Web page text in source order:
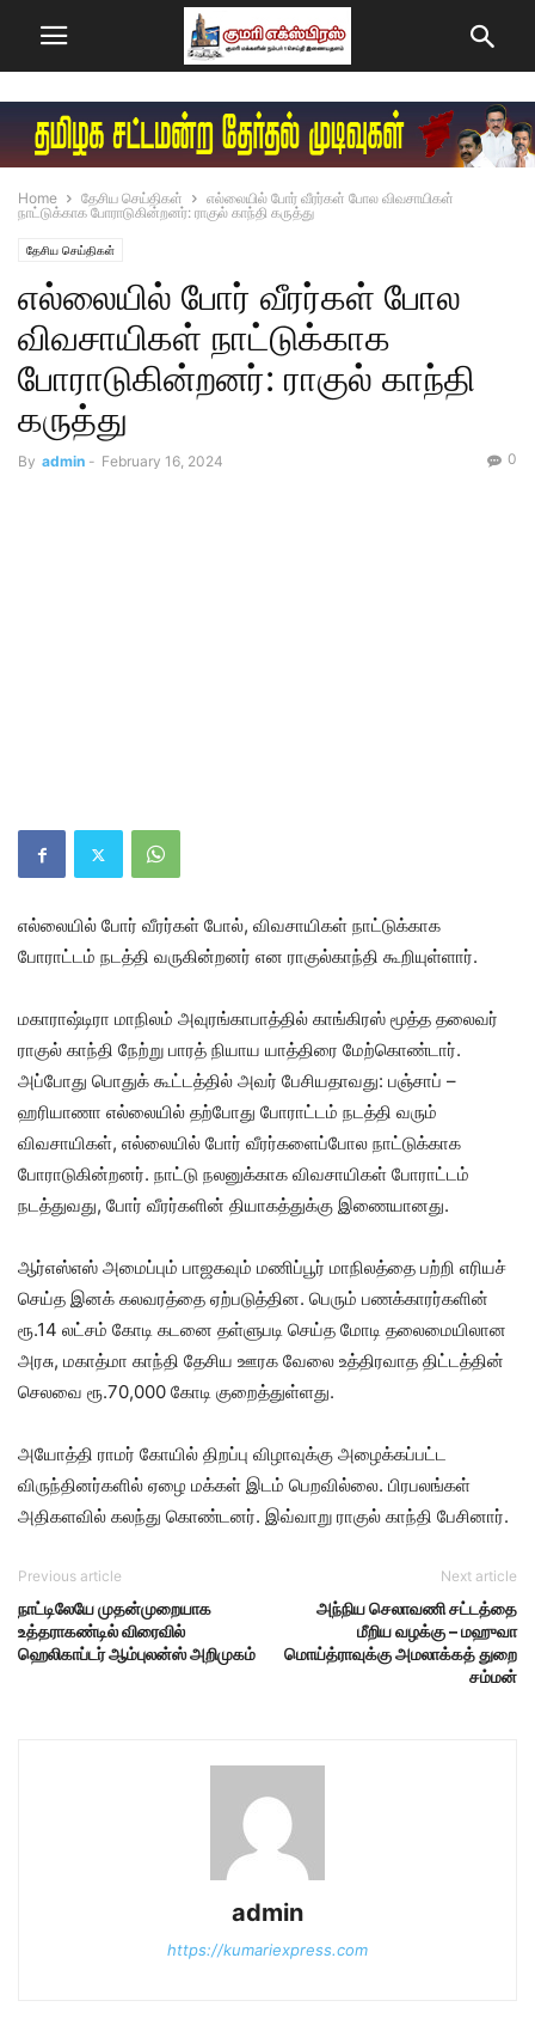
Home தேசிய செய்திகள்
எல்லையில் போர் வீரர்கள் போல விவசாயிகள்
நாட்டுக்காக போராடுகின்றனர்: ராகுல் காந்தி கருத்து
தேசிய செய்திகள்
எல்லையில் போர் வீரர்கள் போல
விவசாயிகள் நாட்டுக்காக
போராடுகின்றனர்: ராகுல் காந்தி
கருத்து
By admin - February 16, 2024 0
எல்லையில் போர் வீரர்கள் போல், விவசாயிகள் நாட்டுக்காக
போராட்டம் நடத்தி வருகின்றனர் என ராகுல்காந்தி கூறியுள்ளார்.
மகாராஷ்டிரா மாநிலம் அவுரங்காபாத்தில் காங்கிரஸ் மூத்த தலைவர்
ராகுல் காந்தி நேற்று பாரத் நியாய யாத்திரை மேற்கொண்டார்.
அப்போது பொதுக் கூட்டத்தில் அவர் பேசியதாவது: பஞ்சாப் –
ஹரியாணா எல்லையில் தற்போது போராட்டம் நடத்தி வரும்
விவசாயிகள், எல்லையில் போர் வீரர்களைப்போல நாட்டுக்காக
போராடுகின்றனர். நாட்டு நலனுக்காக விவசாயிகள் போராட்டம்
நடத்துவது, போர் வீரர்களின் தியாகத்துக்கு இணையானது.
ஆர்எஸ்எஸ் அமைப்பும் பாஜகவும் மணிப்பூர் மாநிலத்தை பற்றி எரியச்
செய்த இனக் கலவரத்தை ஏற்படுத்தின. பெரும் பணக்காரர்களின்
ரூ.14 லட்சம் கோடி கடனை தள்ளுபடி செய்த மோடி தலைமையிலான
அரசு, மகாத்மா காந்தி தேசிய ஊரக வேலை உத்திரவாத திட்டத்தின்
செலவை ரூ.70,000 கோடி குறைத்துள்ளது.
அயோத்தி ராமர் கோயில் திறப்பு விழாவுக்கு அழைக்கப்பட்ட
விருந்தினர்களில் ஏழை மக்கள் இடம் பெறவில்லை. பிரபலங்கள்
அதிகளவில் கலந்து கொண்டனர். இவ்வாறு ராகுல் காந்தி பேசினார்.
Previous article
நாட்டிலேயே முதன்முறையாக
உத்தராகண்டில் விரைவில்
ஹெலிகாப்டர் ஆம்புலன்ஸ் அறிமுகம்
Next article
அந்நிய செலாவணி சட்டத்தை
மீறிய வழக்கு – மஹுவா
மொய்த்ராவுக்கு அமலாக்கத் துறை
சம்மன்
admin
https://kumariexpress.com